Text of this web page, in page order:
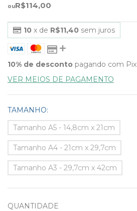
R$114,00
10 x de R$11,40 sem juros
10% de desconto pagando com Pix
VER MEIOS DE PAGAMENTO
TAMANHO:
Tamanho A5 - 14,8cm x 21cm
Tamanho A4 - 21cm x 29,7cm
​Tamanho A3 - 29,7cm x 42cm
QUANTIDADE